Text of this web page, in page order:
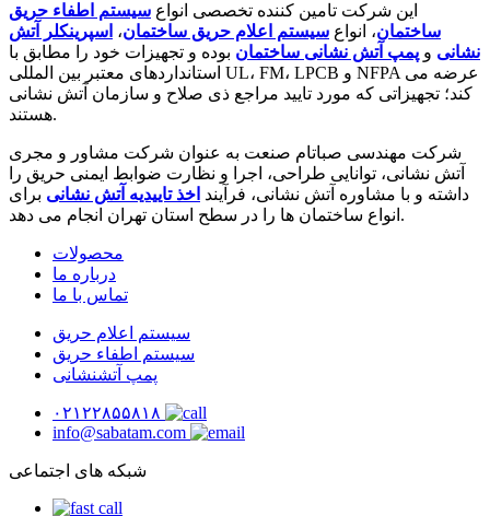
این شرکت تامین کننده تخصصی انواع سیستم اطفاء حریق
ساختمان، انواع سیستم اعلام حریق ساختمان، اسپرینکلر آتش
نشانی و پمپ آتش نشانی ساختمان بوده و تجهیزات خود را مطابق با
استانداردهای معتبر بین المللی UL، FM، LPCB و NFPA عرضه می
کند؛ تجهیزاتی که مورد تایید مراجع ذی صلاح و سازمان آتش نشانی
هستند.
شرکت مهندسی صباتام صنعت به عنوان شرکت مشاور و مجری
آتش نشانی، توانایی طراحی، اجرا و نظارت ضوابط ایمنی حریق را
داشته و با مشاوره آتش نشانی، فرآیند اخذ تاییدیه آتش نشانی برای
انواع ساختمان ها را در سطح استان تهران انجام می دهد.
محصولات
درباره ما
تماس با ما
سیستم اعلام حریق
سیستم اطفاء حریق
پمپ آتشنشانی
۰۲۱۲۲۸۵۵۸۱۸
info@sabatam.com
شبکه های اجتماعی